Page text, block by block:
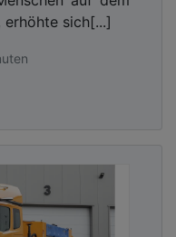
erhöhte sich[...]